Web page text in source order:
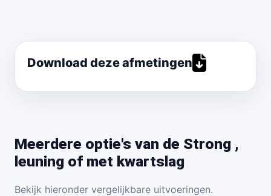
Download deze afmetingen
Meerdere optie's van de Strong ,
leuning of met kwartslag
Bekijk hieronder vergelijkbare uitvoeringen.